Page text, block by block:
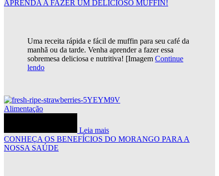
APRENDA A FAZER UM DELICIOSO MUFFIN!
Uma receita rápida e fácil de muffin para seu café da
manhã ou da tarde. Venha aprender a fazer essa
sobremesa deliciosa e nutritiva! [Imagem Continue
lendo
Alimentação
Leia mais
CONHEÇA OS BENEFÍCIOS DO MORANGO PARA A
NOSSA SAÚDE